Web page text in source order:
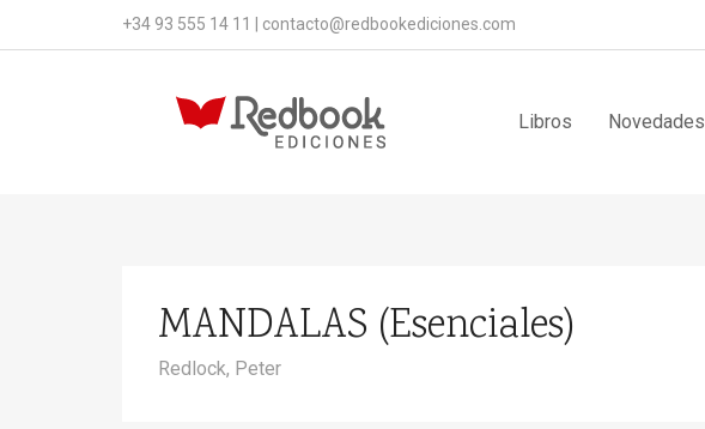
+34 93 555 14 11 contacto@redbookediciones.com
Libros Novedades
MANDALAS (Esenciales)
Redlock, Peter